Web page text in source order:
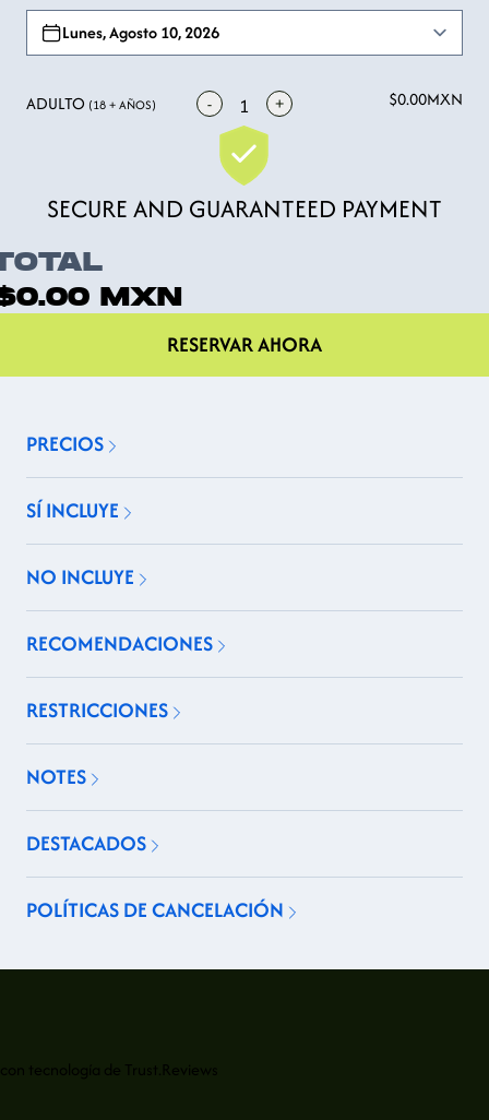
Lunes, Agosto 10, 2026
ADULTO (18 + AÑOS) - 1 + $0.00MXN
SECURE AND GUARANTEED PAYMENT
MXN
RESERVAR AHORA
PRECIOS
SÍ INCLUYE
NO INCLUYE
RECOMENDACIONES
RESTRICCIONES
NOTES
DESTACADOS
POLÍTICAS DE CANCELACIÓN
con tecnología de Trust.Reviews